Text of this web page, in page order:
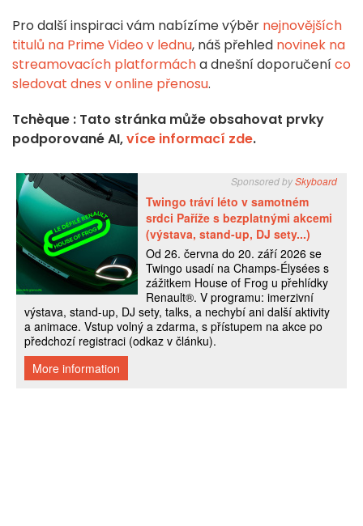
Pro další inspiraci vám nabízíme výběr nejnovějších
titulů na Prime Video v lednu, náš přehled novinek na
streamovacích platformácha dnešní doporučeníco
sledovat dnes v online přenosu.
Tchèque : Tato stránka může obsahovat prvky
podporované AI,více informací zde.